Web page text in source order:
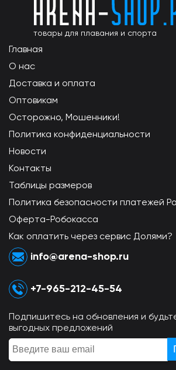
товары для плавания и спорта
Главная
О нас
Доставка и оплата
Оптовикам
Осторожно, Мошенники!
Политика конфиденциальности
Новости
Контакты
Таблицы размеров
Политика безопасности платежей
Оферта-Робокасса
Как оплатить через сервис Долями?
info@arena-shop.ru
+7-965-212-45-54
Подпишитесь на обновления и
выгодных предложений